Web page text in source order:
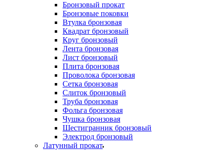
Бронзовый прокат
Бронзовые поковки
Втулка бронзовая
Квадрат бронзовый
Круг бронзовый
Лента бронзовая
Лист бронзовый
Плита бронзовая
Проволока бронзовая
Сетка бронзовая
Слиток бронзовый
Труба бронзовая
Фольга бронзовая
Чушка бронзовая
Шестигранник бронзовый
Электрод бронзовый
Латунный прокат